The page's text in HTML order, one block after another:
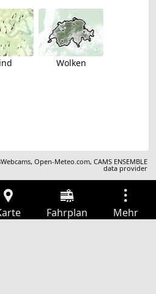
Wolken
,Open-Meteo.com,CAMS ENSEMBLE
data provider
Fahrplan Mehr